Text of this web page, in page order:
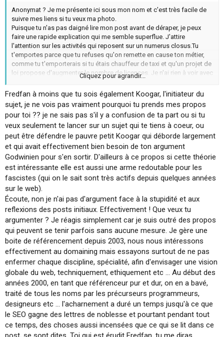
Anonymat ? Je me présente ici sous mon nom et c'est très facile de
suivre mes liens si tu veux ma photo.
Puisque tu n'as pas daigné lire mon post avant de déraper, je peux
faire une rapide explication qui me semble superflue. J'attire
l'attention sur les activités qui reposent sur un numerus closus.Tu
t'emportes parce que tu refuses qu'on remette en cause ton métier,
comme tu t'emporterais si tu étais chauffeur de taxi et qu'un projet de
loi propose d'augmenter le nombre de licences. Je n'ai rien à voir avec
l'agression dont tu crois être victime, mais je ne te laisserais pas
m'agresser pour décharger ta déception de ne pas avoir d'arguments.
Cliquez pour agrandir...
Fredfan à moins que tu sois également Koogar, l'initiateur du
sujet, je ne vois pas vraiment pourquoi tu prends mes propos
pour toi ?? je ne sais pas s'il y a confusion de ta part ou si tu
veux seulement te lancer sur un sujet qui te tiens à coeur, ou
peut être défendre le pauvre petit Koogar qui déborde largement
et qui avait effectivement bien besoin de ton argument
Godwinien pour s'en sortir. D'ailleurs à ce propos si cette théorie
est intéressante elle est aussi une arme redoutable pour les
fascistes (qui on le sait sont très actifs depuis quelques années
sur le web).
Écoute, non je n'ai pas d'argument face à la stupidité et aux
reflexions des posts initiaux. Effectivement ! Que veux tu
argumenter ? Je réagis simplement car je suis outré des propos
qui peuvent se tenir parfois sans aucune mesure. Je gère une
boite de référencement depuis 2003, nous nous intéressons
effectivement au domaining mais essayons surtout de ne pas
enfermer chaque discipline, spécialité, afin d'envisager une vision
globale du web, techniquement, ethiquement etc ... Au début des
années 2000, en tant que référenceur pur et dur, on en a bavé,
traité de tous les noms par les précurseurs programmeurs,
designeurs etc ... l'acharnement a duré un temps jusqu'à ce que
le SEO gagne des lettres de noblesse et pourtant pendant tout
ce temps, des choses aussi incensées que ce qui se lit dans ce